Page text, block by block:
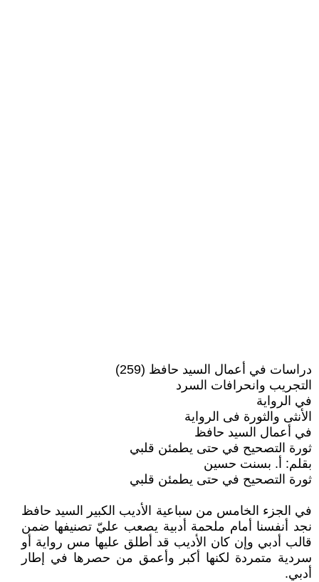
دراسات في أعمال السيد حافظ (259)
التجريب وانحرافات السرد
في الرواية
الأنثى والثورة فى الرواية
في أعمال السيد حافظ
ثورة التصحيح في حتى يطمئن قلبي
بقلم: أ. بسنت حسين
ثورة التصحيح في حتى يطمئن قلبي
في الجزء الخامس من سباعية الأديب الكبير السيد حافظ
نجد أنفسنا أمام ملحمة أدبية يصعب عليّ تصنيفها ضمن
قالب أدبي وإن كان الأديب قد أطلق عليها مس رواية أو
سردية متمردة لكنها أكبر وأعمق من حصرها في إطار
أدبي.